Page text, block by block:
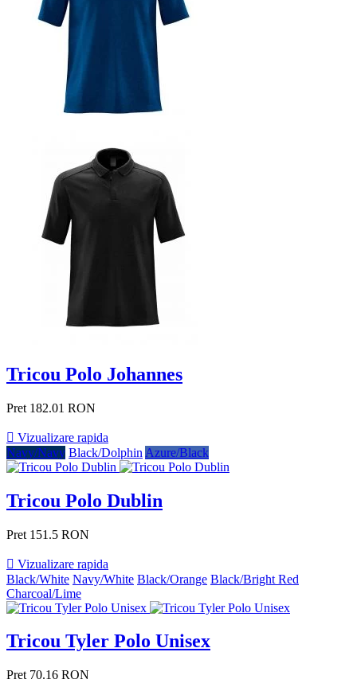
Tricou Polo Johannes
Pret 182.01 RON
 Vizualizare rapida
Navy/Navy Black/Dolphin Azure/Black
Tricou Polo Dublin
Pret 151.5 RON
 Vizualizare rapida
Black/White Navy/White Black/Orange Black/Bright Red
Charcoal/Lime
Tricou Tyler Polo Unisex
Pret 70.16 RON